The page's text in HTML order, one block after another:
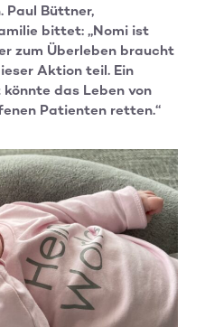
Paul Büttner,
bittet: „Nomi ist
zum Überleben braucht
Aktion teil. Ein
das Leben von
Patienten retten.“